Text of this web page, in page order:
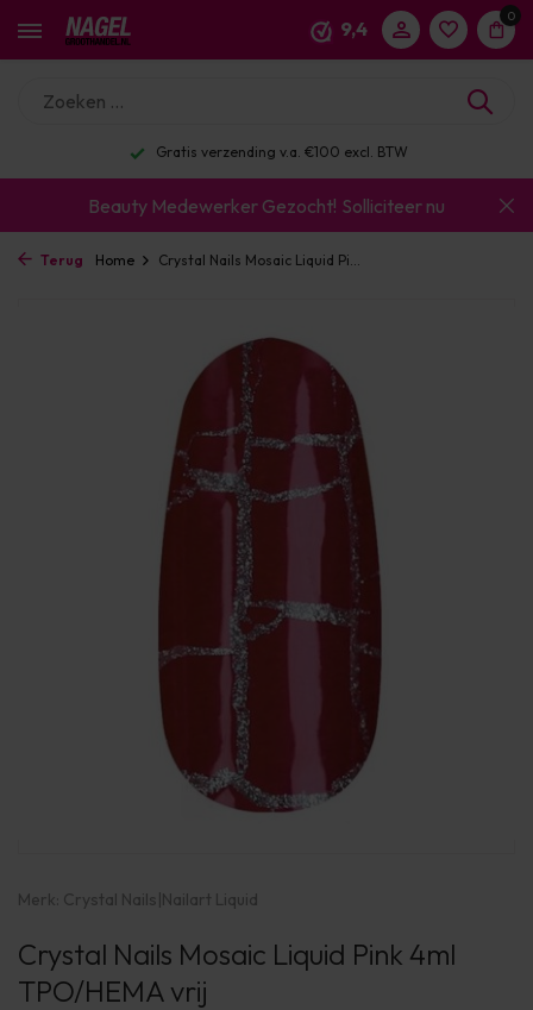
9,4
0
Voor 16:00 besteld? Dezelfde
Beauty Medewerker Gezocht! Solliciteer nu
Terug Home Crystal Nails Mosaic Liquid Pi...
Merk: Crystal Nails|Nailart Liquid
Crystal Nails Mosaic Liquid Pink 4ml
TPO/HEMA vrij